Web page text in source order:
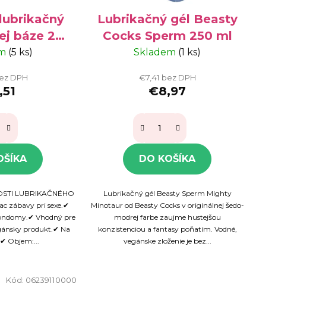
báze 200
(5 ks)
DPH
LUBRIKAČNÉHO
zábavy pri sexe.✔
Vhodný pre
produkt.✔ Na
Objem:...
Lubrikačný gél Beasty
Cocks Sperm 250 ml
Skladem (1 ks)
€7,41 bez DPH
€8,97
DO KOŠÍKA
Lubrikačný gél Beasty Sperm Mighty
Minotaur od Beasty Cocks v originálnej šedo-
modrej farbe zaujme hustejšou
konzistenciou a fantasy poňatím. Vodné,
vegánske zloženie je bez...
Kód: 06239110000